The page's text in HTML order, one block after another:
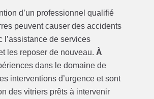
d’un professionnel qualifié
peuvent causer des accidents
l’assistance de services
les reposer de nouveau. À
dans le domaine de
interventions d’urgence et sont
des vitriers prêts à intervenir